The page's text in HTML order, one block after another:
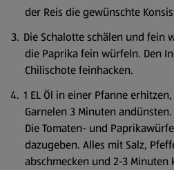
der Reis die gewünschte
Die Schalotte schälen und fein
die Paprika fein würfeln. Den
Chilischote feinhacken.
1 EL Öl in einer Pfanne
Garnelen 3 Minuten
Die Tomaten- und
dazugeben. Alles mit Salz,
abschmecken und 2-3 Minuten